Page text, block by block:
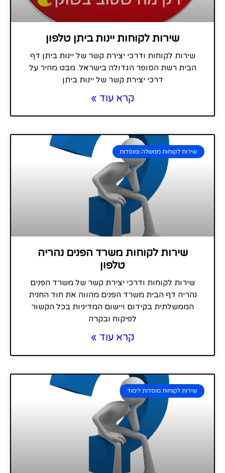
שירות לקוחות יינות ביתן טלפון
שירות לקוחות ודרכי יצירת קשר של יינות ביתן דף
הבית רשת הסופר הגדולה בישראל. מבט מהיר על
דרכי יצירת קשר של יינות ביתן
קרא עוד »
שירות לקוחות ממשלה ומוסדות
שירות לקוחות משרד הפנים נהריה
טלפון
שירות לקוחות ודרכי יצירת קשר של משרד הפנים
נהריה דף הבית משרד הפנים מהווה את חוד החנית
הממשלתית בקידום ויישום המדיניות בכל הקשור
לפיקוח ובקרה
קרא עוד »
שירות לקוחות מוסדות לימוד